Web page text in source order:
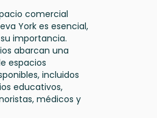
comercial
York es esencial,
importancia.
abarcan una
espacios
incluidos
educativos,
médicos y